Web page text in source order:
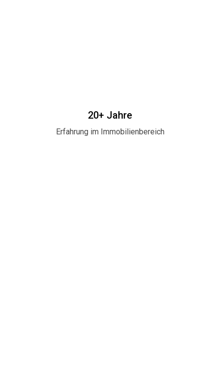
20+ Jahre
Erfahrung im Immobilienbereich